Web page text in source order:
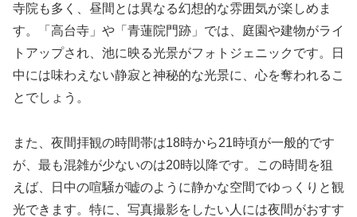
寺院も多く、昼間とは異なる幻想的な雰囲気が楽しめま
す。「高台寺」や「青蓮院門跡」では、庭園や建物がライ
トアップされ、池に映る光景がフォトジェニックです。日
中には味わえない静寂と神秘的な光景に、心を奪われるこ
とでしょう。
また、夜間拝観の時間帯は18時から21時頃が一般的です
が、最も混雑が少ないのは20時以降です。この時間を狙
えば、日中の喧騒が嘘のように静かな空間でゆっくりと観
光できます。特に、写真撮影をしたい人には夜間がおすす